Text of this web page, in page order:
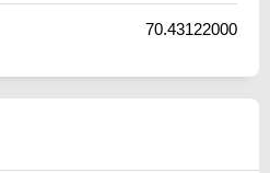
70.43122000